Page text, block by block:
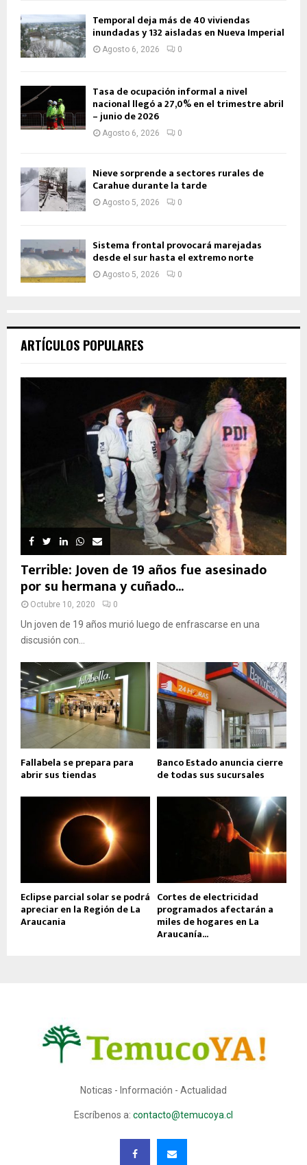
Temporal deja más de 40 viviendas
inundadas y 132 aisladas en Nueva Imperial
Agosto 6, 2026 0
Tasa de ocupación informal a nivel
nacional llegó a 27,0% en el trimestre abril
– junio de 2026
Agosto 6, 2026 0
Nieve sorprende a sectores rurales de
Carahue durante la tarde
Agosto 5, 2026 0
Sistema frontal provocará marejadas
desde el sur hasta el extremo norte
Agosto 5, 2026 0
ARTÍCULOS POPULARES
Terrible: Joven de 19 años fue asesinado
por su hermana y cuñado...
Octubre 10, 2020 0
Un joven de 19 años murió luego de enfrascarse en una
discusión con...
Fallabela se prepara para
abrir sus tiendas
Banco Estado anuncia cierre
de todas sus sucursales
Eclipse parcial solar se podrá
apreciar en la Región de La
Araucania
Cortes de electricidad
programados afectarán a
miles de hogares en La
Araucanía...
Noticas - Información - Actualidad
Escríbenos a: contacto@temucoya.cl